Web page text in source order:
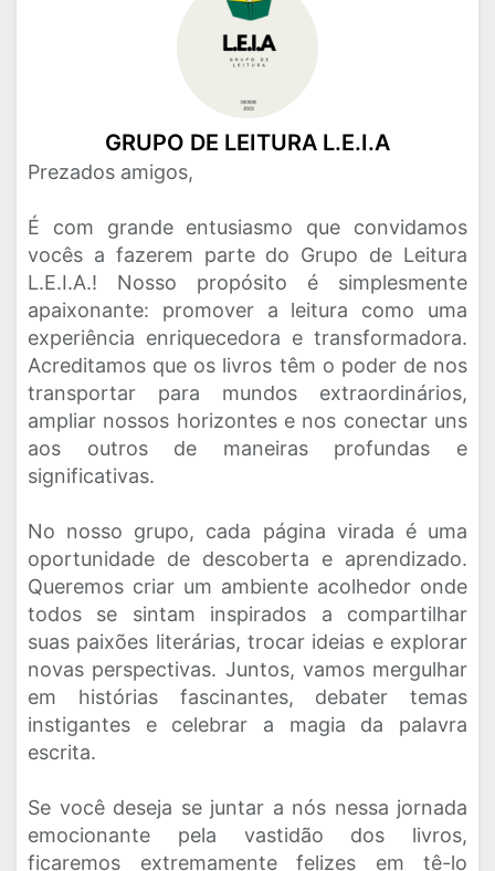
GRUPO DE LEITURA L.E.I.A
Prezados amigos,
É com grande entusiasmo que convidamos
vocês a fazerem parte do Grupo de Leitura
L.E.I.A.! Nosso propósito é simplesmente
apaixonante: promover a leitura como uma
experiência enriquecedora e transformadora.
Acreditamos que os livros têm o poder de nos
transportar para mundos extraordinários,
ampliar nossos horizontes e nos conectar uns
aos outros de maneiras profundas e
significativas.
No nosso grupo, cada página virada é uma
oportunidade de descoberta e aprendizado.
Queremos criar um ambiente acolhedor onde
todos se sintam inspirados a compartilhar
suas paixões literárias, trocar ideias e explorar
novas perspectivas. Juntos, vamos mergulhar
em histórias fascinantes, debater temas
instigantes e celebrar a magia da palavra
escrita.
Se você deseja se juntar a nós nessa jornada
emocionante pela vastidão dos livros,
ficaremos extremamente felizes em tê-lo